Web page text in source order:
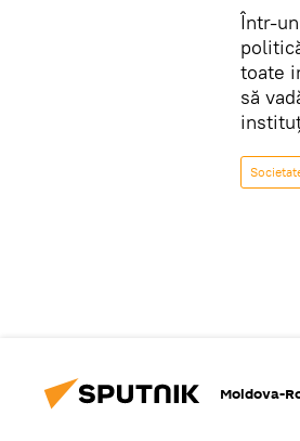
Într-
toate
să
Moldova-